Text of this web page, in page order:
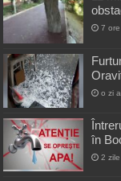
7
o zi
în
2